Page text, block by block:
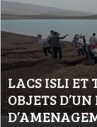
LACS ISLI ET
OBJETS